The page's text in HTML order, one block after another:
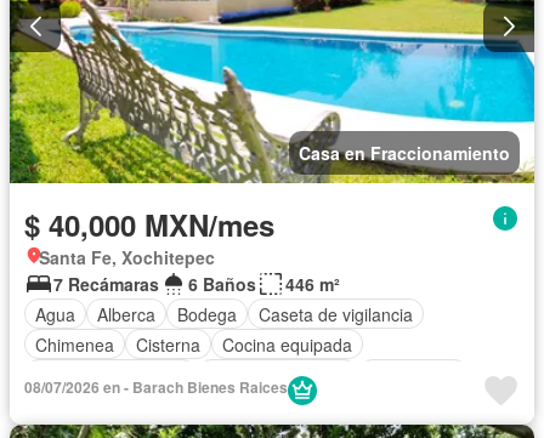
Casa en Fraccionamiento
$ 40,000 MXN/mes
Santa Fe, Xochitepec
7 Recámaras
6 Baños
446 m²
Agua
Alberca Bodega
Caseta de vigilancia
Chimenea
Cisterna
Cocina equipada
Cuarto de servicio
Jardín
Recámara con closet
08/07/2026 en - Barach Bienes Raices